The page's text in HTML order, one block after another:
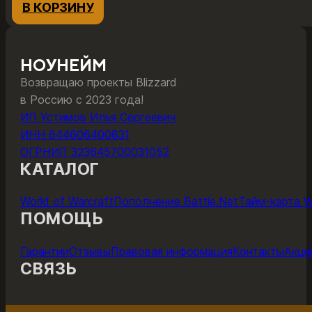
В КОРЗИНУ
НОУНЕЙМ
Возвращаю проекты Blizzard
в Россию с 2023 года!
ИП Устимов Илья Сергеевич
ИНН 644606400831
ОГРНИП 323645700031052
КАТАЛОГ
World of WarcraftПополнение Battle.NetТайм-карта
ПОМОЩЬ
ГарантииОтзывыПравовая информацияКонтакты
СВЯЗЬ